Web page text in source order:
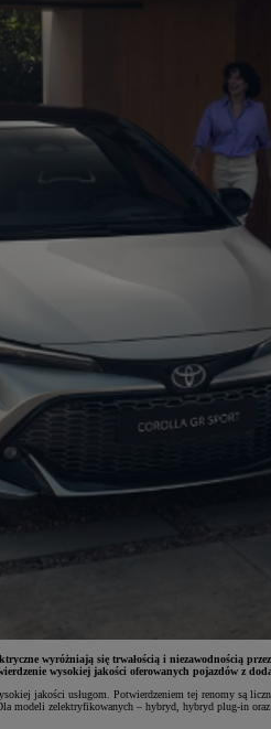
wyróżniają się trwałością i niezawodnością
wysokiej jakości oferowanych pojazdów z
jakości usługom. Potwierdzeniem tej renomy są
zelektryfikowanych – hybryd, hybryd plug-in